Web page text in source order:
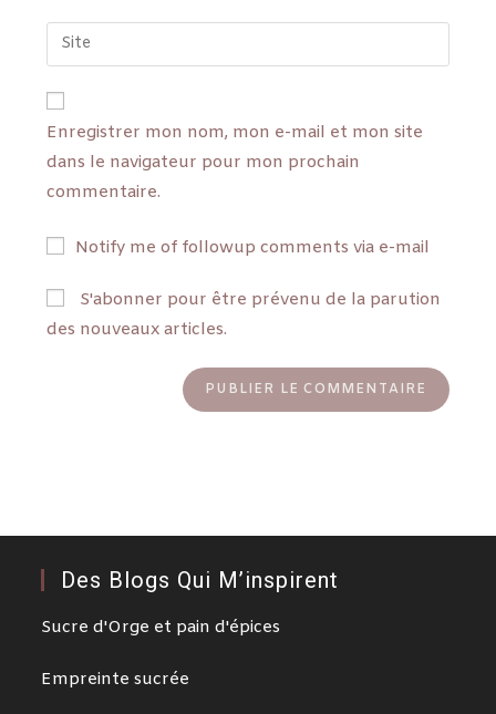
Enregistrer mon nom, mon e-mail et mon site
dans le navigateur pour mon prochain
commentaire.
Notify me of followup comments via e-mail
S'abonner pour être prévenu de la parution
des nouveaux articles.
Des Blogs Qui M’inspirent
Sucre d'Orge et pain d'épices
Empreinte sucrée